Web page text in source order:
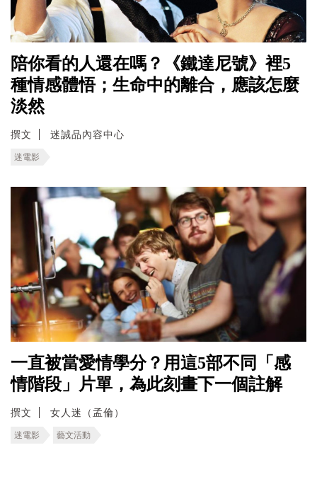
陪你看的人還在嗎？《鐵達尼號》裡5
種情感體悟；生命中的離合，應該怎麼
淡然
撰文 迷誠品內容中心
迷電影
一直被當愛情學分？用這5部不同「感
情階段」片單，為此刻畫下一個註解
撰文 女人迷（孟倫）
迷電影 藝文活動